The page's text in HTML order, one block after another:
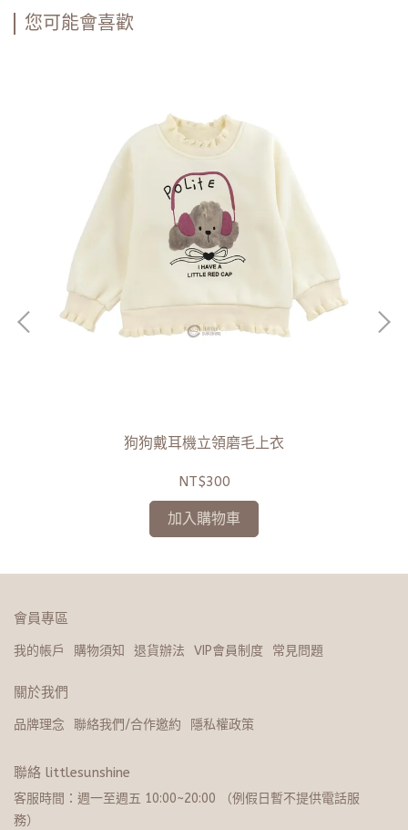
您可能會喜歡
狗狗戴耳機立領磨毛上衣
NT$300
加入購物車
會員專區
我的帳戶 購物須知 退貨辦法 VIP會員制度 常見問題
關於我們
品牌理念 聯絡我們/合作邀約 隱私權政策
聯絡 littlesunshine
客服時間：週一至週五 10:00~20:​0​0 （例假日暫不提供電話服
務）